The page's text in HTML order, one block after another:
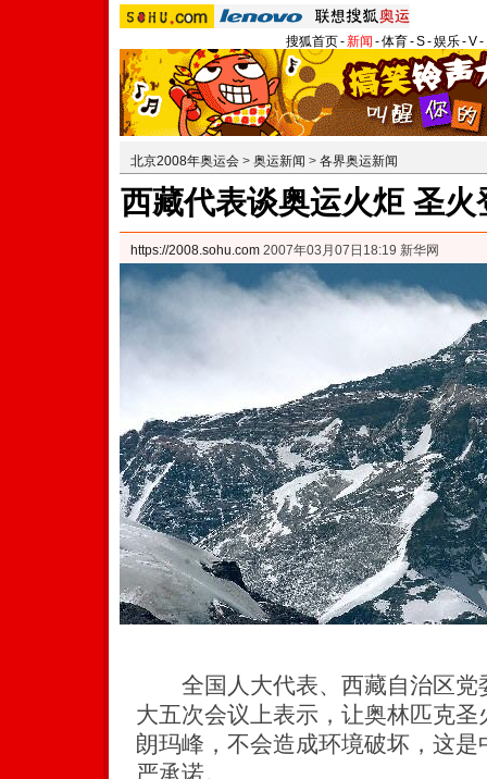
搜狐首页-新闻 -体育-S-娱乐-V-
北京2008年奥运会 > 奥运新闻 > 各界奥运新闻
西藏代表谈奥运火炬 圣
https://2008.sohu.com 2007年03月07日18:19 新华网
全国人大代表、西藏自治区党
大五次会议上表示，让奥林匹克
朗玛峰，不会造成环境破坏，这
严承诺。